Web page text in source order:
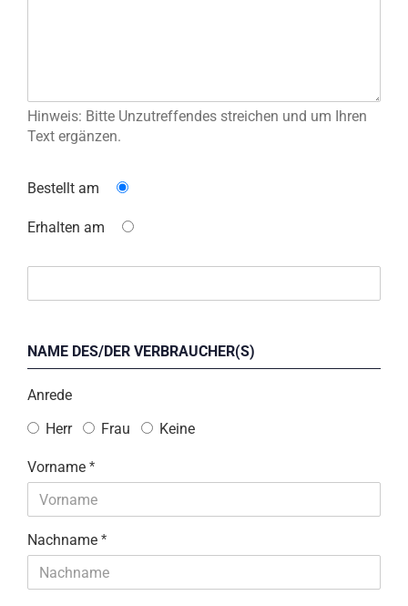
Hinweis: Bitte Unzutreffendes streichen und um Ihren
Text ergänzen.
Bestellt am
Erhalten am
NAME DES/DER VERBRAUCHER(S)
Anrede
Herr
Frau Keine
Vorname
Nachname